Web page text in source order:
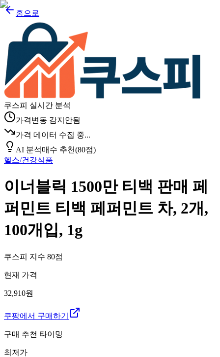
홈으로
쿠스피 실시간 분석
가격변동 감지안됨
가격 데이터 수집 중...
AI 분석매수 추천(80점)
헬스/건강식품
이너블릭 1500만 티백 판매 페
퍼민트 티백 페퍼민트 차, 2개,
100개입, 1g
쿠스피 지수 80점
현재 가격
32,910원
쿠팡에서 구매하기
구매 추천 타이밍
최저가